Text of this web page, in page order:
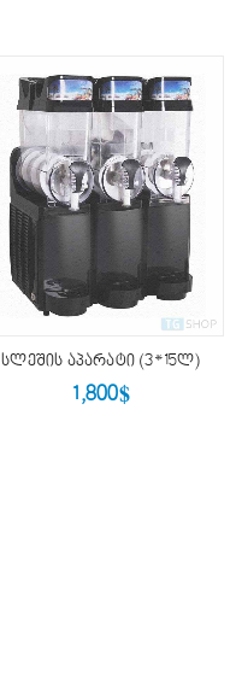
სლეშის აპარატი (3*15ლ)
1,800$